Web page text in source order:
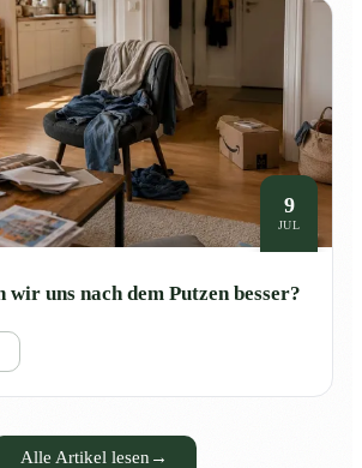
9
JUL
uns nach dem Putzen besser?
Alle Artikel lesen →